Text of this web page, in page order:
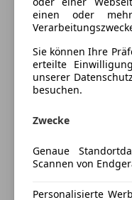
Regensensor
Schlüssellose
Sitzheizung
Start/Stop-
Tempomat
Unterhaltung/
Android Auto
EDGE-Paket:
- Rückfahrkamera
- Alarmanlage
- Kessy (Zugang und
-
Winter-Paket mit
Vorbereitung für
einen oder
Sie können Ihre
erteilte
unserer
besuchen.
Zwecke
Genaue
Scannen von
Personalisierte